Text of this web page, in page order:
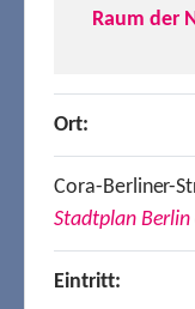
Raum der
Ort:
Cora-Berliner-
Stadtplan Berlin
Eintritt: